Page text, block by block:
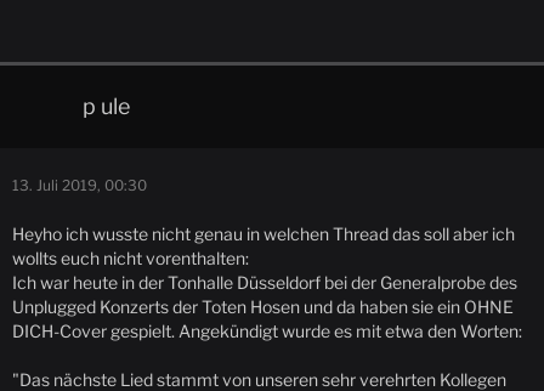
p ule
13. Juli 2019, 00:30
Heyho ich wusste nicht genau in welchen Thread das soll aber ich
wollts euch nicht vorenthalten:
Ich war heute in der Tonhalle Düsseldorf bei der Generalprobe des
Unplugged Konzerts der Toten Hosen und da haben sie ein OHNE
DICH-Cover gespielt. Angekündigt wurde es mit etwa den Worten:
"Das nächste Lied stammt von unseren sehr verehrten Kollegen